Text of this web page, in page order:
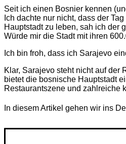
Seit ich einen Bosnier kennen
Ich dachte nur nicht, dass der
Hauptstadt zu leben, sah ich der
Würde mir die Stadt mit ihren
Ich bin froh, dass ich Sarajevo
Klar, Sarajevo steht nicht auf der
bietet die bosnische Hauptstadt
Restaurantszene und zahlreiche
In diesem Artikel gehen wir ins